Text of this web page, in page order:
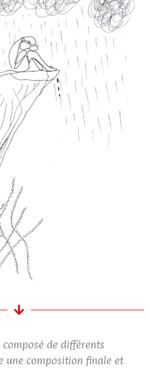
de différents
une composition finale et